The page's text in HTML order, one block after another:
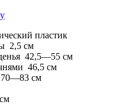
пластик
2,5 см
42,5—55 см
46,5 см
70—83 см